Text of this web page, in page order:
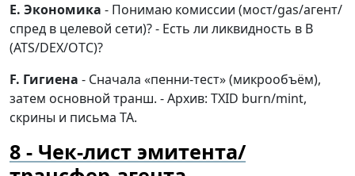
E. Экономика - Понимаю комиссии (мост/gas/агент/
спред в целевой сети)? - Есть ли ликвидность в B
(ATS/DEX/OTC)?
F. Гигиена - Сначала «пенни-тест» (микрообъём),
затем основной транш. - Архив: TXID burn/mint,
скрины и письма TA.
Чек-лист эмитента/